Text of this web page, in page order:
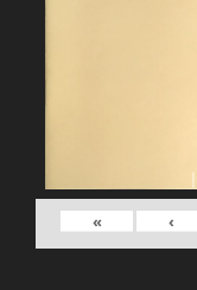
›
»